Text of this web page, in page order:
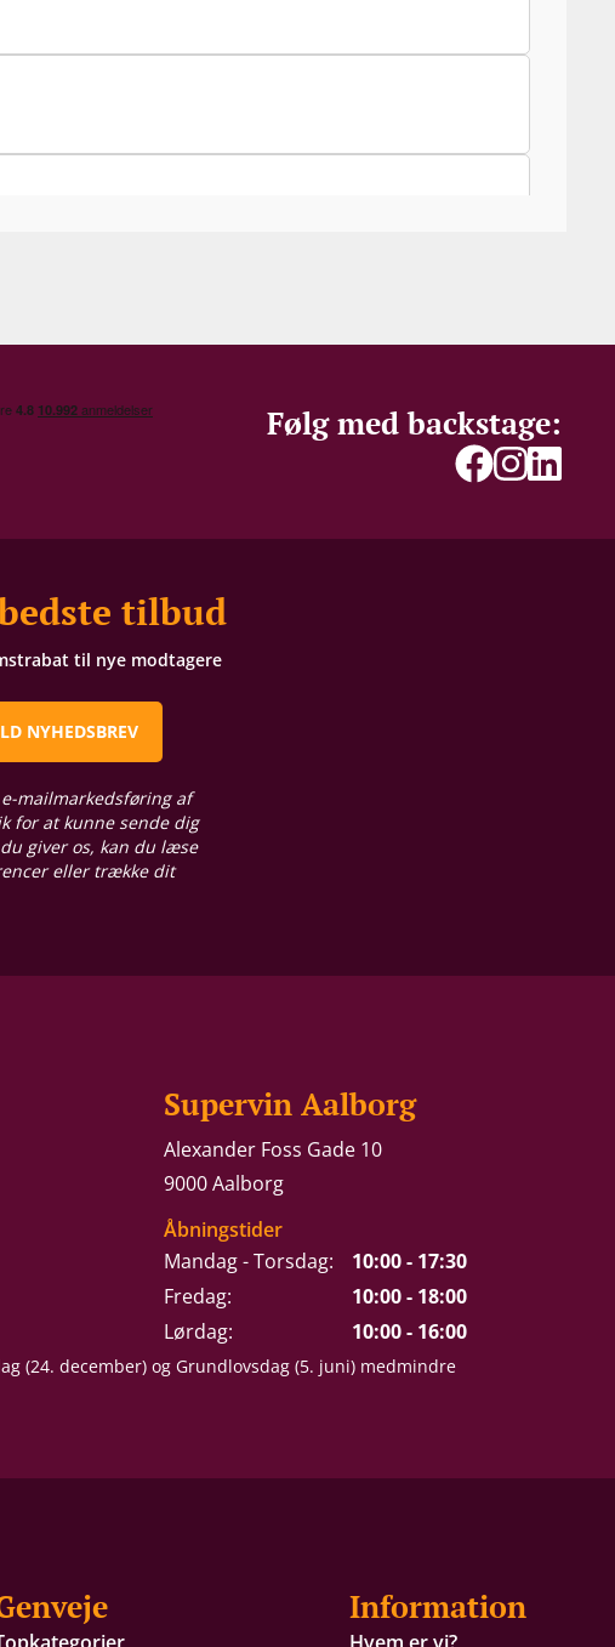
Følg med backstage:
tilbud
til nye modtagere
NYHEDSBREV
mailmarkedsføring af
for at kunne sende dig
giver os, kan du læse
eller trække dit
Supervin Aalborg
Alexander Foss Gade 10
9000 Aalborg
Åbningstider
Mandag - Torsdag:
10:00 - 17:30
Fredag:
10:00 - 18:00
Lørdag:
10:00 - 16:00
(24. december) og Grundlovsdag (5. juni) medmindre
Information